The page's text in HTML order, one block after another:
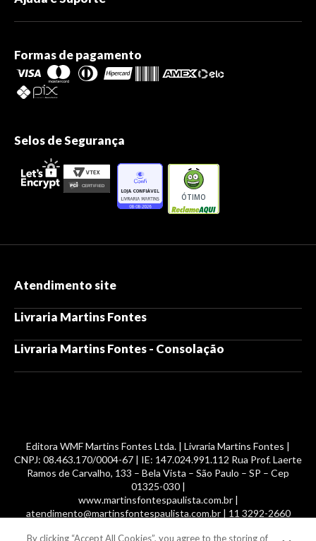
Formas de pagamento
Selos de Segurança
ÓTIMO
Atendimento site
Livraria Martins Fontes
Livraria Martins Fontes - Consolação
Editora WMF Martins Fontes Ltda. | Livraria Martins Fontes |
CNPJ: 08.463.170/0004-67 | IE: 147.024.991.112 Rua Prof. Laerte
Ramos de Carvalho, 133 – Bela Vista – São Paulo – SP – Cep
01325-030 |
www.martinsfontespaulista.com.br |
atendimento@martinsfontespaulista.com.br | 11 3292-2660
By clicking “Accept All Cookies”, you agree to the storing of